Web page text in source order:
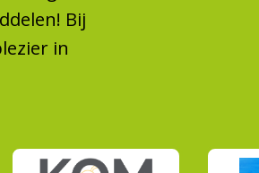
Bij
in